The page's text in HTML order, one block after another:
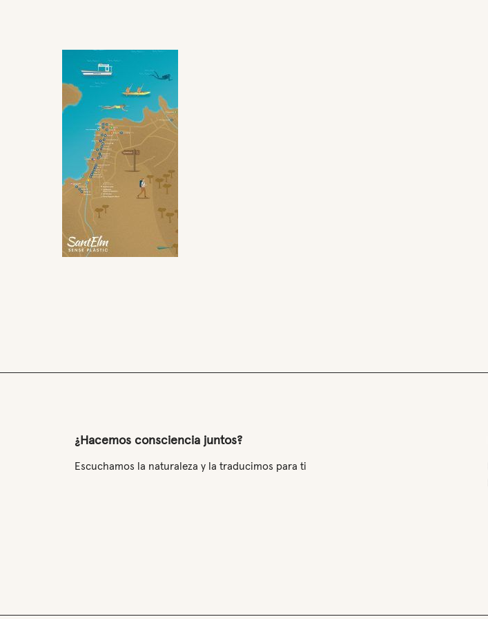
¿Hacemos consciencia juntos?
Escuchamos la naturaleza y la traducimos para ti